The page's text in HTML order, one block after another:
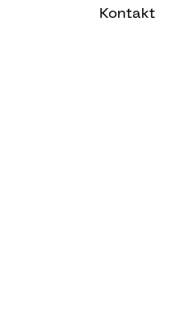
Kontakt